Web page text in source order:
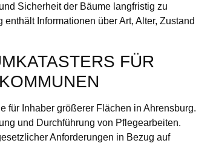
Sicherheit der Bäume langfristig zu
Informationen über Art, Alter, Zustand
FÜR
für Inhaber größerer Flächen in Ahrensburg.
und Durchführung von Pflegearbeiten.
Anforderungen in Bezug auf